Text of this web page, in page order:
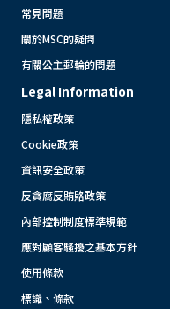
常見問題
關於MSC的疑問
有關公主郵輪的問題
Legal Information
隱私權政策
Cookie政策
資訊安全政策
反貪腐反賄賂政策
內部控制制度標準規範
應對顧客騷擾之基本方針
使用條款
標識、條款